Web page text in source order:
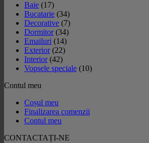
Baie (17)
Bucatarie (34)
Decorative (7)
Dormitor (34)
Emailuri (14)
Exterior (22)
Interior (42)
Vopsele speciale (10)
Contul meu
Coșul meu
Finalizarea comenzii
Contul meu
CONTACTAȚI-NE